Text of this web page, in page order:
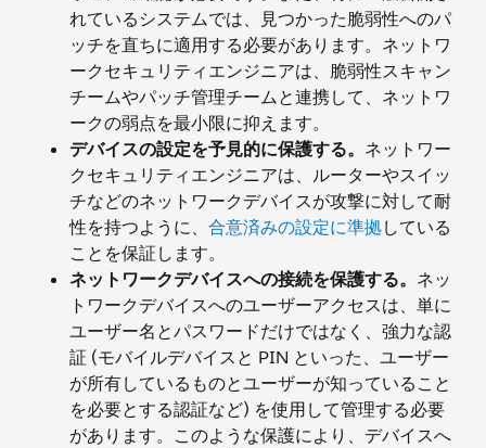
れているシステムでは、見つかった脆弱性へのパ
ッチを直ちに適用する必要があります。ネットワ
ークセキュリティエンジニアは、脆弱性スキャン
チームやパッチ管理チームと連携して、ネットワ
ークの弱点を最小限に抑えます。
デバイスの設定を予見的に保護する。 ネットワー
クセキュリティエンジニアは、ルーターやスイッ
チなどのネットワークデバイスが攻撃に対して耐
性を持つように、 合意済みの設定に準拠している
ことを保証します。
ネットワークデバイスへの接続を保護する。 ネッ
トワークデバイスへのユーザーアクセスは、単に
ユーザー名とパスワードだけではなく、強力な認
証 (モバイルデバイスと PIN といった、ユーザー
が所有しているものとユーザーが知っていること
を必要とする認証など) を使用して管理する必要
があります。このような保護により、デバイスへ